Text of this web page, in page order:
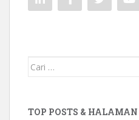
Mencari:
TOP POSTS & HALAMAN